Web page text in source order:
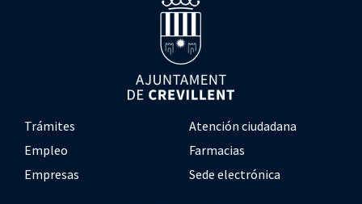
Trámites
Atención ciudadana
Empleo
Farmacias
Empresas
Sede electrónica